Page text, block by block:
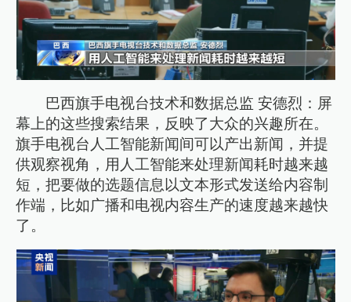
巴西旗手电视台技术和数据总监 安德烈：屏
幕上的这些搜索结果，反映了大众的兴趣所在。
旗手电视台人工智能新闻间可以产出新闻，并提
供观察视角，用人工智能来处理新闻耗时越来越
短，把要做的选题信息以文本形式发送给内容制
作端，比如广播和电视内容生产的速度越来越快
了。